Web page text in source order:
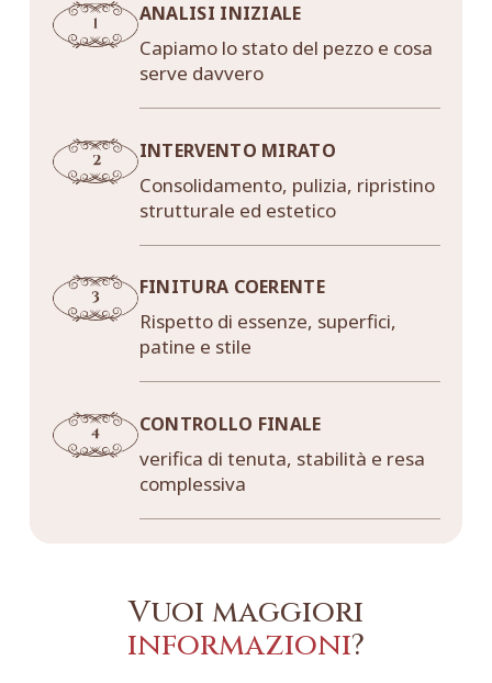
ANALISI INIZIALE
Capiamo lo stato del pezzo e cosa
serve davvero
INTERVENTO MIRATO
Consolidamento, pulizia, ripristino
strutturale ed estetico
FINITURA COERENTE
Rispetto di essenze, superfici,
patine e stile
CONTROLLO FINALE
verifica di tenuta, stabilità e resa
complessiva
Vuoi maggiori
informazioni?